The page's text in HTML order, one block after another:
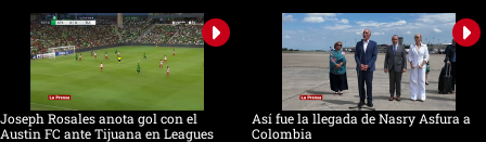
Joseph Rosales anota gol con el
Austin FC ante Tijuana en Leagues
Así fue la llegada de Nasry Asfura a
Colombia